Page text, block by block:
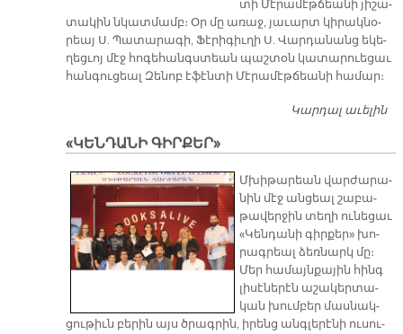
տի Մէ­րա­մէթ­ճեա­նի յի­շա­
տա­կին նկատ­մամբ։ Օր մը ա­ռաջ, յա­ւարտ կի­րակ­նօ­
րեայ Ս. Պա­տա­րա­գի, Ֆէ­րի­գիւ­ղի Ս. Վար­դա­նանց ե­կե­
ղեց­ւոյ մէջ հո­գե­հանգս­տեան պաշ­տօն կա­տա­րուե­ցաւ
հան­գու­ցեալ Զե­նոբ է­ֆէն­տի Մէ­րա­մէթ­ճեա­նի հա­մար։
Կարդալ աւելին
«ԿԵՆԴԱՆԻ ԳԻՐՔԵՐ»
​Մխի­թա­րեան վար­ժա­րա­
նին մէջ ան­ցեալ շա­բա­
թա­վեր­ջին տե­ղի ու­նե­ցաւ
«Կեն­դա­նի գիր­քեր» խո­
րագ­րեալ ձեռ­նարկ մը։
Մեր հա­մայն­քա­յին հինգ
լի­սէ­նե­րէն ա­շա­կեր­տա­
կան խում­բեր մաս­նակ­
ցու­թիւն բե­րին այս ծրագ­րին, ի­րենց անգ­լե­րէ­նի ու­սու­